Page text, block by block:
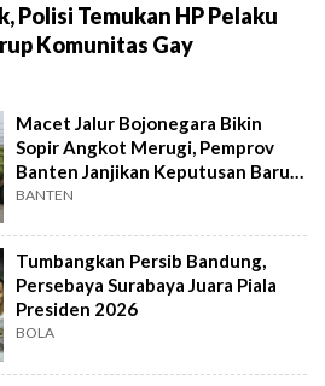
Polisi Temukan HP Pelaku
Komunitas Gay
Macet Jalur Bojonegara Bikin
Sopir Angkot Merugi, Pemprov
Banten Janjikan Keputusan Baru 4
Hari Lagi
BANTEN
Tumbangkan Persib Bandung,
Persebaya Surabaya Juara Piala
Presiden 2026
BOLA